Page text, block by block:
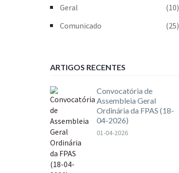
Geral
(10)
Comunicado
(25)
ARTIGOS RECENTES
Convocatória de
Assembleia Geral
Ordinária da FPAS (18-
04-2026)
01-04-2026